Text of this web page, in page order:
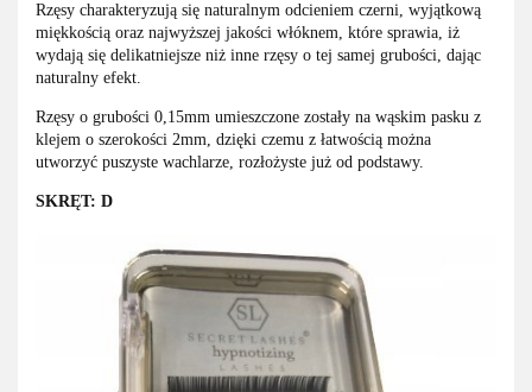
Rzęsy charakteryzują się naturalnym odcieniem czerni, wyjątkową
miękkością oraz najwyższej jakości włóknem, które sprawia, iż
wydają się delikatniejsze niż inne rzęsy o tej samej grubości, dając
naturalny efekt.
Rzęsy o grubości 0,15mm umieszczone zostały na wąskim pasku z
klejem o szerokości 2mm, dzięki czemu z łatwością można
utworzyć puszyste wachlarze, rozłożyste już od podstawy.
SKRĘT: D